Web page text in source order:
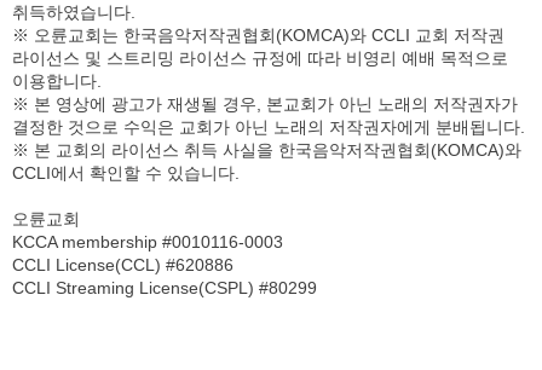
취득하였습니다.
※ 오륜교회는 한국음악저작권협회(KOMCA)와 CCLI 교회 저작권
라이선스 및 스트리밍 라이선스 규정에 따라 비영리 예배 목적으로
이용합니다.
※ 본 영상에 광고가 재생될 경우, 본교회가 아닌 노래의 저작권자가
결정한 것으로 수익은 교회가 아닌 노래의 저작권자에게 분배됩니다.
※ 본 교회의 라이선스 취득 사실을 한국음악저작권협회(KOMCA)와
CCLI에서 확인할 수 있습니다.
오륜교회
KCCA membership #0010116-0003
CCLI License(CCL) #620886
CCLI Streaming License(CSPL) #80299